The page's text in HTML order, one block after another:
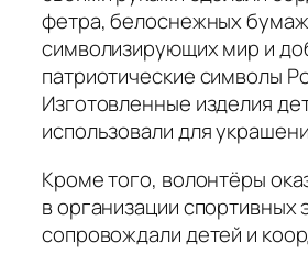
фетра, белоснежных
символизирующих мир и
патриотические символы
Изготовленные изделия
использовали для
Кроме того, волонтёры
в организации спортивных
сопровождали детей и